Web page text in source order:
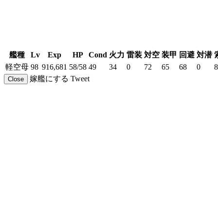
艦種 Lv Exp HP Cond 火力 雷装 対空 装甲 回避 対潜
軽空母 98 916,681 58/58 49 34 0 72 65 68 0
Close 嫁艦にする Tweet